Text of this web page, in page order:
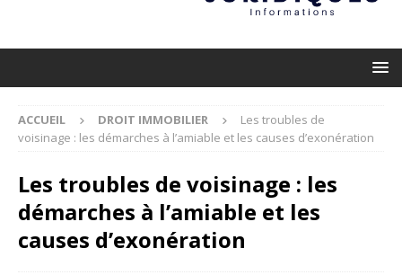
ACCUEIL DROIT IMMOBILIER
Les troubles de
voisinage : les démarches à l’amiable et les causes d’exonération
Les troubles de voisinage : les
démarches à l’amiable et les
causes d’exonération